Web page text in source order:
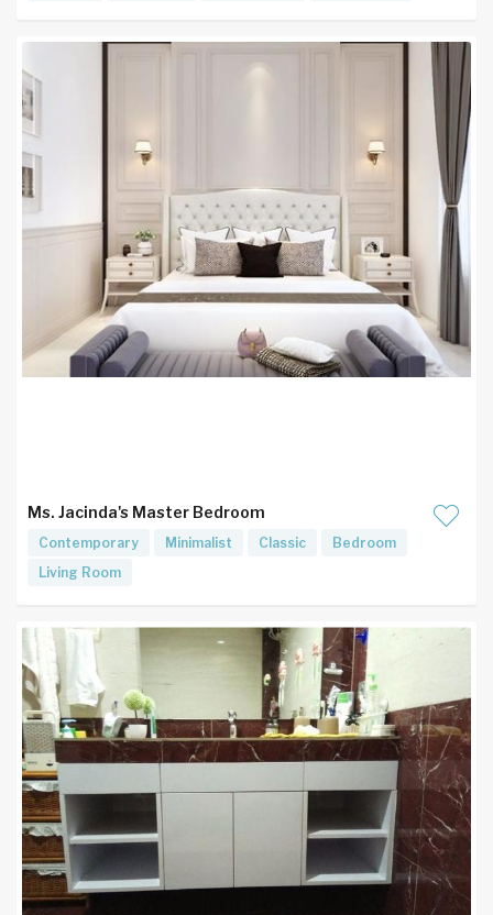
Ms. Jacinda's Master Bedroom
Contemporary Minimalist Classic
Bedroom
Living Room